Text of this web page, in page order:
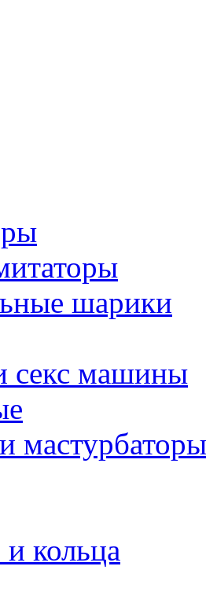
шарики
секс машины
мастурбаторы
кольца